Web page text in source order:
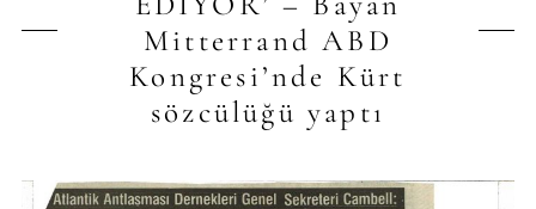
Mitterrand ABD
Kongresi’nde Kürt
sözcülüğü yaptı